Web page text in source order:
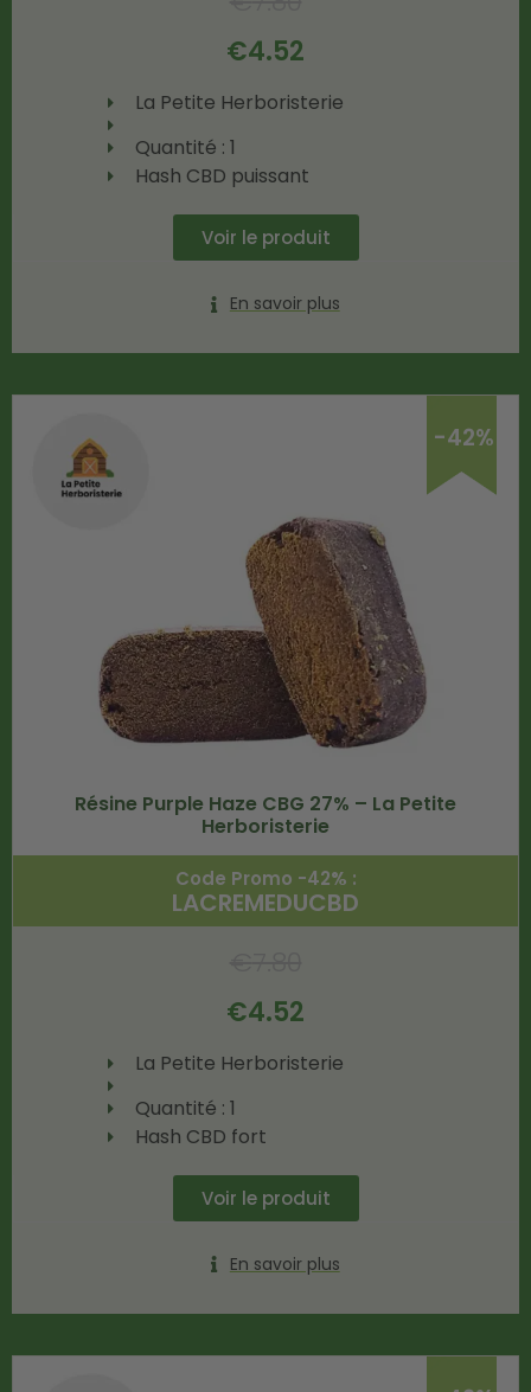
€4.52
La Petite Herboristerie
Quantité : 1
Hash CBD puissant
Voir le produit
En savoir plus
-42%
Résine Purple Haze CBG 27% – La Petite
Herboristerie
Code Promo -42% :
LACREMEDUCBD
€4.52
La Petite Herboristerie
Quantité : 1
Hash CBD fort
Voir le produit
En savoir plus